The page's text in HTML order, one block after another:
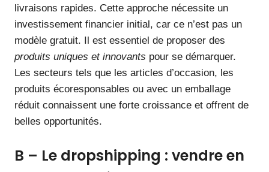
livraisons rapides. Cette approche nécessite un
investissement financier initial, car ce n’est pas un
modèle gratuit. Il est essentiel de proposer des
produits uniques et innovants pour se démarquer.
Les secteurs tels que les articles d’occasion, les
produits écoresponsables ou avec un emballage
réduit connaissent une forte croissance et offrent de
belles opportunités.
B – Le dropshipping : vendre en